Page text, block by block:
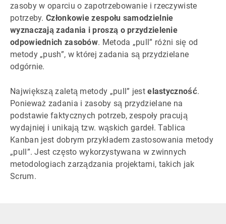
zasoby w oparciu o zapotrzebowanie i rzeczywiste
potrzeby.Członkowie zespołu samodzielnie
wyznaczają zadania i proszą o przydzielenie
odpowiednich zasobów. Metoda „pull” różni się od
metody „push”, w której zadania są przydzielane
odgórnie.
Największą zaletą metody „pull” jestelastyczność.
Ponieważ zadania i zasoby są przydzielane na
podstawie faktycznych potrzeb, zespoły pracują
wydajniej i unikają tzw. wąskich gardeł. Tablica
Kanban jest dobrym przykładem zastosowania metody
„pull”. Jest często wykorzystywana w zwinnych
metodologiach zarządzania projektami, takich jak
Scrum.